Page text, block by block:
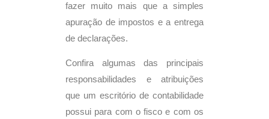
fazer muito mais que a simples
apuração de impostos e a entrega
de declarações.
Confira algumas das principais
responsabilidades e atribuições
que um escritório de contabilidade
possui para com o fisco e com os